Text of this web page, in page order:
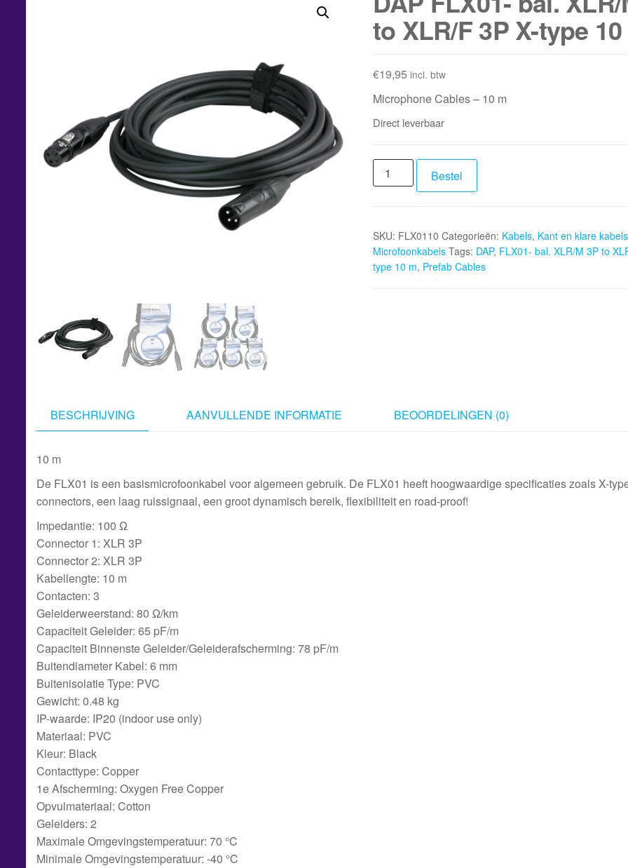
to XLR/F 3P X-type
€19,95 incl. btw
Microphone Cables – 10 m
Direct leverbaar
DAP
FLX01-
3P
to
XLR/F
Bestel
SKU: FLX0110 Categorieën: Kabels, Kant en klare kabels
Microfoonkabels Tags: DAP, FLX01- bal. XLR/M 3P to
type 10 m, Prefab Cables
BESCHRIJVING AANVULLENDE INFORMATIE BEOORDELINGEN (0)
10 m
De FLX01 is een basismicrofoonkabel voor algemeen gebruik. De FLX01 heeft hoogwaardige specificaties zoals X-
connectors, een laag ruissignaal, een groot dynamisch bereik, flexibiliteit en road-proof!
Impedantie: 100 Ω
Connector 1: XLR 3P
Connector 2: XLR 3P
Kabellengte: 10 m
Contacten: 3
Geleiderweerstand: 80 Ω/km
Capaciteit Geleider: 65 pF/m
Capaciteit Binnenste Geleider/Geleiderafscherming: 78 pF/m
Buitendiameter Kabel: 6 mm
Buitenisolatie Type: PVC
Gewicht: 0.48 kg
IP-waarde: IP20 (indoor use only)
Materiaal: PVC
Kleur: Black
Contacttype: Copper
1e Afscherming: Oxygen Free Copper
Opvulmateriaal: Cotton
Geleiders: 2
Maximale Omgevingstemperatuur: 70 °C
Minimale Omgevingstemperatuur: -40 °C